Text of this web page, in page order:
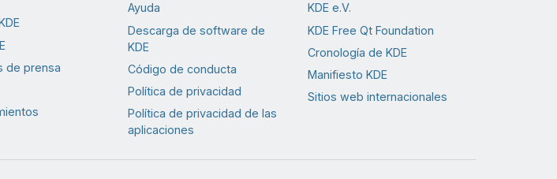
de prensa
Ayuda
Descarga de software de
KDE
Código de conducta
Política de privacidad
Política de privacidad de las
aplicaciones
KDE e.V.
KDE Free Qt Foundation
Cronología de KDE
Manifiesto KDE
Sitios web internacionales